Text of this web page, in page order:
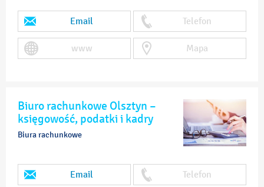
Email Telefon
www Mapa
Biuro rachunkowe Olsztyn –
księgowość, podatki i kadry
Biura rachunkowe
Email Telefon